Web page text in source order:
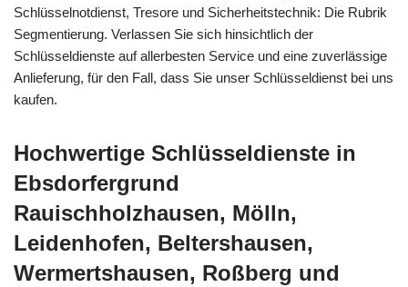
Schlüsselnotdienst, Tresore und Sicherheitstechnik: Die Rubrik
Segmentierung. Verlassen Sie sich hinsichtlich der
Schlüsseldienste auf allerbesten Service und eine zuverlässige
Anlieferung, für den Fall, dass Sie unser Schlüsseldienst bei uns
kaufen.
Hochwertige Schlüsseldienste in
Ebsdorfergrund
Rauischholzhausen, Mölln,
Leidenhofen, Beltershausen,
Wermertshausen, Roßberg und